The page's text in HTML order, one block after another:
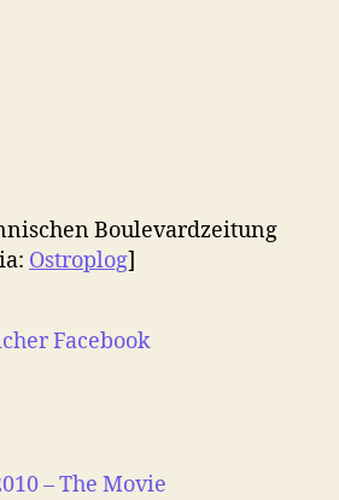
Boulevardzeitung
Ostroplog]
Facebook
– The Movie